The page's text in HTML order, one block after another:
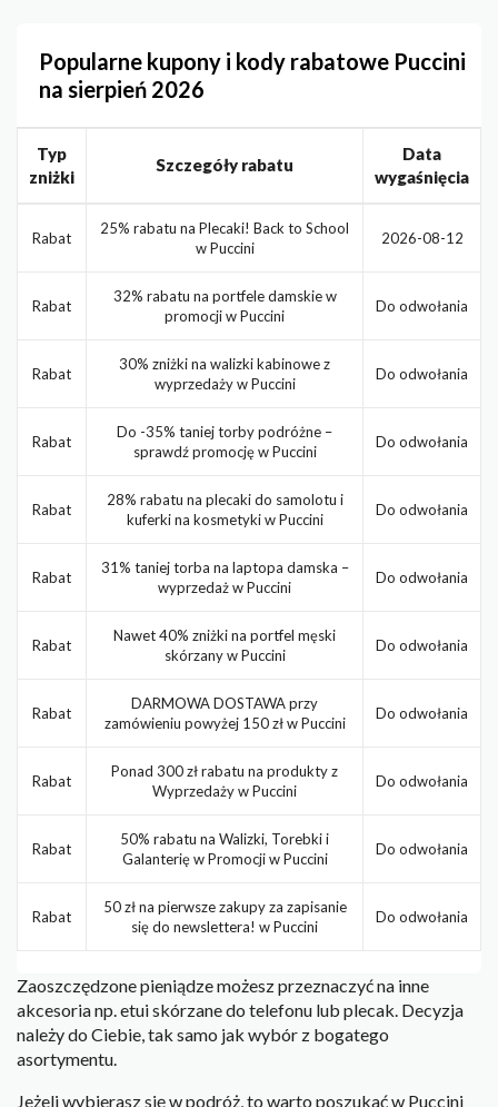
Popularne kupony i kody rabatowe Puccini
na sierpień 2026
Typ
zniżki
Szczegóły rabatu
Data
wygaśnięcia
Rabat
25% rabatu na Plecaki! Back to School
w Puccini
2026-08-12
Rabat
32% rabatu na portfele damskie w
promocji w Puccini
Do odwołania
Rabat
30% zniżki na walizki kabinowe z
wyprzedaży w Puccini
Do odwołania
Rabat
Do -35% taniej torby podróżne –
sprawdź promocję w Puccini
Do odwołania
Rabat
28% rabatu na plecaki do samolotu i
kuferki na kosmetyki w Puccini
Do odwołania
Rabat
31% taniej torba na laptopa damska –
wyprzedaż w Puccini
Do odwołania
Rabat
Nawet 40% zniżki na portfel męski
skórzany w Puccini
Do odwołania
Rabat
DARMOWA DOSTAWA przy
zamówieniu powyżej 150 zł w Puccini
Do odwołania
Rabat
Ponad 300 zł rabatu na produkty z
Wyprzedaży w Puccini
Do odwołania
Rabat
50% rabatu na Walizki, Torebki i
Galanterię w Promocji w Puccini
Do odwołania
Rabat
50 zł na pierwsze zakupy za zapisanie
się do newslettera! w Puccini
Do odwołania
Zaoszczędzone pieniądze możesz przeznaczyć na inne
akcesoria np. etui skórzane do telefonu lub plecak. Decyzja
należy do Ciebie, tak samo jak wybór z bogatego
asortymentu.
Jeżeli wybierasz się w podróż, to warto poszukać w Puccini